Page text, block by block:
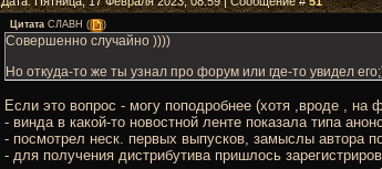
Цитата СЛАВН ( )
Совершенно случайно ))))
Но откуда-то же ты узнал про форум или где-то увидел
Если это вопрос - могу поподробнее (хотя ,вроде , на
- винда в какой-то новостной ленте показала типа
- посмотрел неск. первых выпусков, замыслы автора
- для получения дистрибутива пришлось